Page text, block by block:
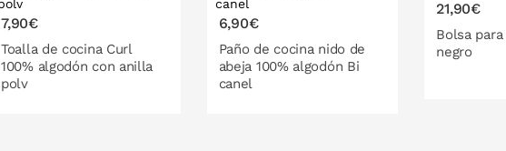
7,90€
Toalla de cocina Curl
100% algodón con anilla
polv
6,90€
Paño de cocina nido de
abeja 100% algodón Bi
canel
21,90€
Bolsa
negro